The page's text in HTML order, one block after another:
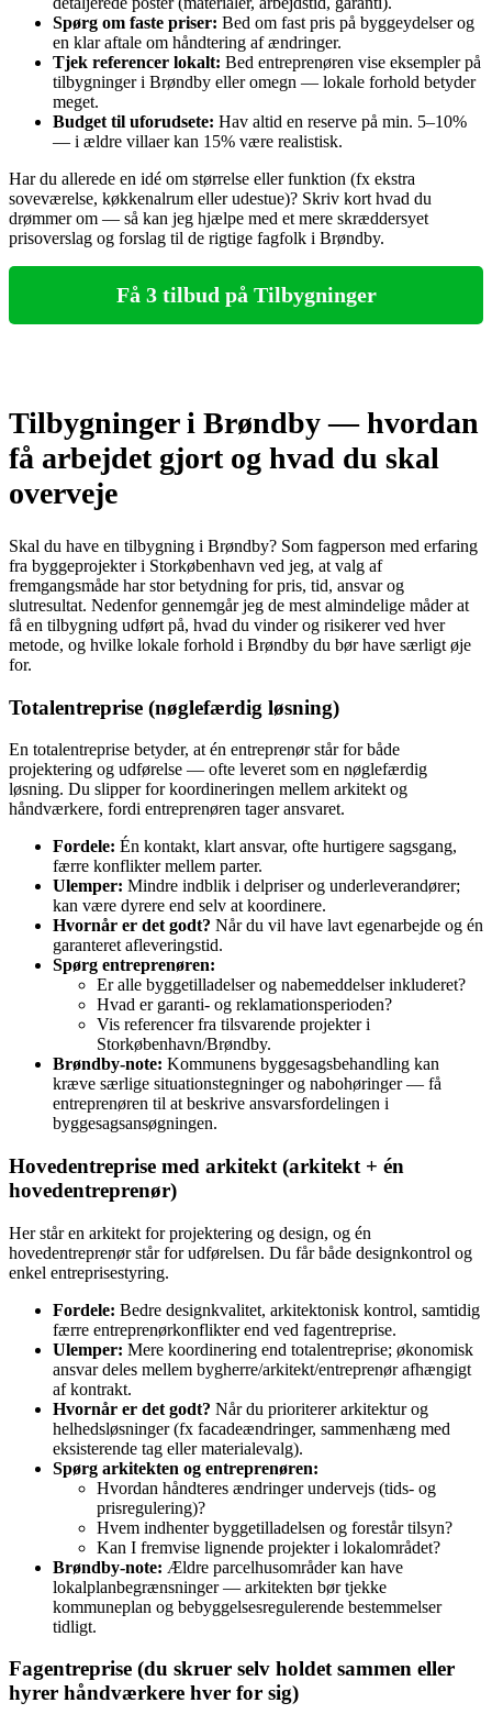
Spørg om faste priser: Bed om fast pris på byggeydelser og
en klar aftale om håndtering af ændringer.
Tjek referencer lokalt: Bed entreprenøren vise eksempler på
tilbygninger i Brøndby eller omegn — lokale forhold betyder
meget.
Budget til uforudsete: Hav altid en reserve på min. 5–10%
— i ældre villaer kan 15% være realistisk.
Har du allerede en idé om størrelse eller funktion (fx ekstra
soveværelse, køkkenalrum eller udestue)? Skriv kort hvad du
drømmer om — så kan jeg hjælpe med et mere skræddersyet
prisoverslag og forslag til de rigtige fagfolk i Brøndby.
Få 3 tilbud på Tilbygninger
Tilbygninger i Brøndby — hvordan
få arbejdet gjort og hvad du skal
overveje
Skal du have en tilbygning i Brøndby? Som fagperson med erfaring
fra byggeprojekter i Storkøbenhavn ved jeg, at valg af
fremgangsmåde har stor betydning for pris, tid, ansvar og
slutresultat. Nedenfor gennemgår jeg de mest almindelige måder at
få en tilbygning udført på, hvad du vinder og risikerer ved hver
metode, og hvilke lokale forhold i Brøndby du bør have særligt øje
for.
Totalentreprise (nøglefærdig løsning)
En totalentreprise betyder, at én entreprenør står for både
projektering og udførelse — ofte leveret som en nøglefærdig
løsning. Du slipper for koordineringen mellem arkitekt og
håndværkere, fordi entreprenøren tager ansvaret.
Fordele: Én kontakt, klart ansvar, ofte hurtigere sagsgang,
færre konflikter mellem parter.
Ulemper: Mindre indblik i delpriser og underleverandører;
kan være dyrere end selv at koordinere.
Hvornår er det godt? Når du vil have lavt egenarbejde og én
garanteret afleveringstid.
Spørg entreprenøren:
Er alle bygge­tilladelser og nabemeddelser inkluderet?
Hvad er garanti- og reklamationsperioden?
Vis referencer fra tilsvarende projekter i
Storkøbenhavn/Brøndby.
Brøndby-note: Kommunens byggesagsbehandling kan
kræve særlige situationstegninger og nabohøringer — få
entreprenøren til at beskrive ansvarsfordelingen i
byggesagsansøgningen.
Hovedentreprise med arkitekt (arkitekt + én
hovedentreprenør)
Her står en arkitekt for projektering og design, og én
hovedentreprenør står for udførelsen. Du får både designkontrol og
enkel entreprisestyring.
Fordele: Bedre designkvalitet, arkitektonisk kontrol, samtidig
færre entreprenørkonflikter end ved fagentreprise.
Ulemper: Mere koordinering end totalentreprise; økonomisk
ansvar deles mellem bygherre/arkitekt/entreprenør afhængigt
af kontrakt.
Hvornår er det godt? Når du prioriterer arkitektur og
helheds­løsninger (fx facadeændringer, sammenhæng med
eksisterende tag eller materialevalg).
Spørg arkitekten og entreprenøren:
Hvordan håndteres ændringer undervejs (tids- og
prisregulering)?
Hvem indhenter byggetilladelsen og forestår tilsyn?
Kan I fremvise lignende projekter i lokalområdet?
Brøndby-note: Ældre parcelhusområder kan have
lokalplanbegrænsninger — arkitekten bør tjekke
kommuneplan og bebyggelsesregulerende bestemmelser
tidligt.
Fagentreprise (du skruer selv holdet sammen eller
hyrer håndværkere hver for sig)